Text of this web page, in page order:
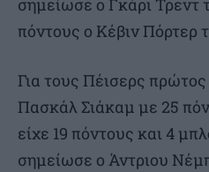
σημείωσε ο Γκάρι Τρεντ
πόντους ο Κέβιν Πόρτερ
Για τους Πέισερς
Πασκάλ Σιάκαμ με 25
είχε 19 πόντους και 4
σημείωσε ο Άντριου